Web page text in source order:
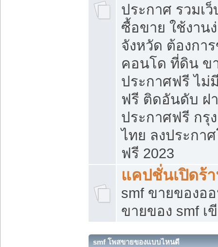
ประกาศ รวมเ
ซื้อขาย ใช้งาน
จังหวัด ต้องกา
คอนโด ที่ดิน ข
ประกาศฟรี ไม่
ฟรี ติดอันดับ ฝ
ประกาศฟรี กรุ
ไทย ลงประกา
ฟรี 2023
แคปชั่นเปิดร้
smf ขายของอ
ขายของ smf เ
smf โพสขายของแบบไหนดี